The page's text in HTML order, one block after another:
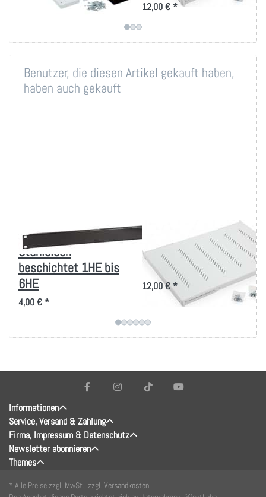
12,00 € *
Benutzer, die diesen Artikel gekauft haben,
haben auch gekauft
Blindplatten
Stahlblech
beschichtet 1HE bis
6HE
4,00 € *
19 Zoll Fachboden
bis 80kg Belastung
in versch. Tiefen
12,00 € *
Informationen
Service, Versand & Zahlung
Firma, Impressum & Datenschutz
Newsletter abonnieren
Themes
* Alle Preise zzgl. MwSt., zzgl. Versandkosten